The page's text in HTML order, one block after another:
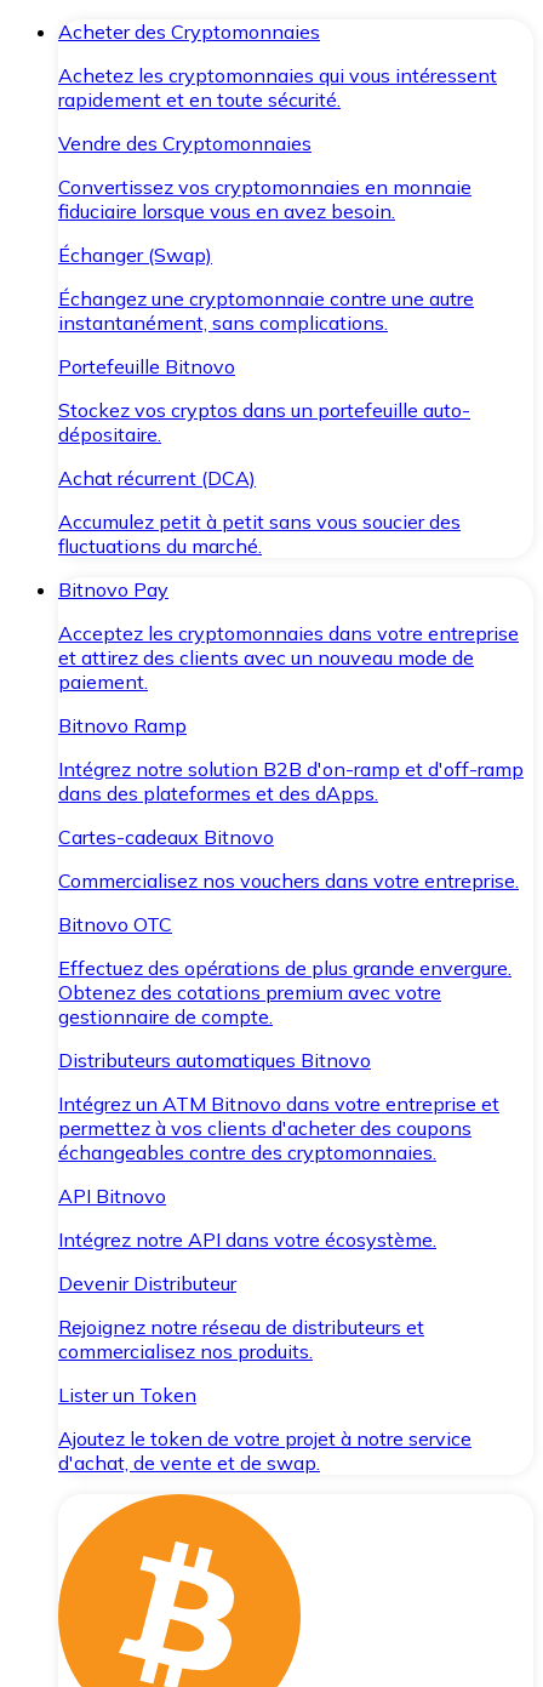
Acheter des Cryptomonnaies
Achetez les cryptomonnaies qui vous intéressent
rapidement et en toute sécurité.
Vendre des Cryptomonnaies
Convertissez vos cryptomonnaies en monnaie
fiduciaire lorsque vous en avez besoin.
Échanger (Swap)
Échangez une cryptomonnaie contre une autre
instantanément, sans complications.
Portefeuille Bitnovo
Stockez vos cryptos dans un portefeuille auto-
dépositaire.
Achat récurrent (DCA)
Accumulez petit à petit sans vous soucier des
fluctuations du marché.
Bitnovo Pay
Acceptez les cryptomonnaies dans votre entreprise
et attirez des clients avec un nouveau mode de
paiement.
Bitnovo Ramp
Intégrez notre solution B2B d'on-ramp et d'off-ramp
dans des plateformes et des dApps.
Cartes-cadeaux Bitnovo
Commercialisez nos vouchers dans votre entreprise.
Bitnovo OTC
Effectuez des opérations de plus grande envergure.
Obtenez des cotations premium avec votre
gestionnaire de compte.
Distributeurs automatiques Bitnovo
Intégrez un ATM Bitnovo dans votre entreprise et
permettez à vos clients d'acheter des coupons
échangeables contre des cryptomonnaies.
API Bitnovo
Intégrez notre API dans votre écosystème.
Devenir Distributeur
Rejoignez notre réseau de distributeurs et
commercialisez nos produits.
Lister un Token
Ajoutez le token de votre projet à notre service
d'achat, de vente et de swap.